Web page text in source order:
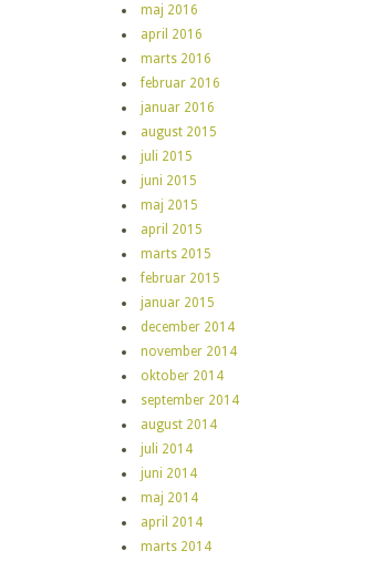
maj 2016
april 2016
marts 2016
februar 2016
januar 2016
august 2015
juli 2015
juni 2015
maj 2015
april 2015
marts 2015
februar 2015
januar 2015
december 2014
november 2014
oktober 2014
september 2014
august 2014
juli 2014
juni 2014
maj 2014
april 2014
marts 2014